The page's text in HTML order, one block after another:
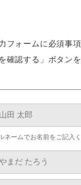
フォームに必須事
確認する」ボタン
ネームでお名前をご記入く